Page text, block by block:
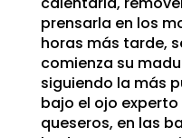
prensarla en los
horas más tarde,
comienza su
siguiendo la más
bajo el ojo
queseros, en las